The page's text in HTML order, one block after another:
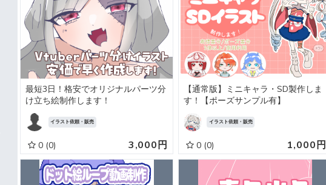
最短3日！格安でオリジナルパーツ分
け立ち絵制作します！
イラスト依頼・販売
0 (0) 3,000円
【通常版】ミニキャラ・SD製作しま
す！【ポーズサンプル有】
イラスト依頼・販売
0 (0) 1,000円